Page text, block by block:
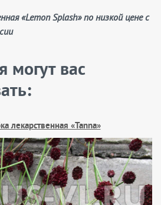
могут вас
лекарственная «Tanna»